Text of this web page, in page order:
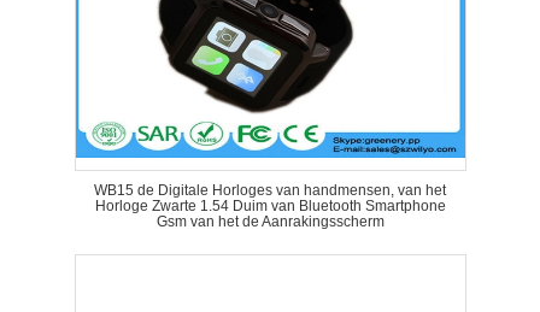
WB15 de Digitale Horloges van handmensen, van het
Horloge Zwarte 1.54 Duim van Bluetooth Smartphone
Gsm van het de Aanrakingsscherm